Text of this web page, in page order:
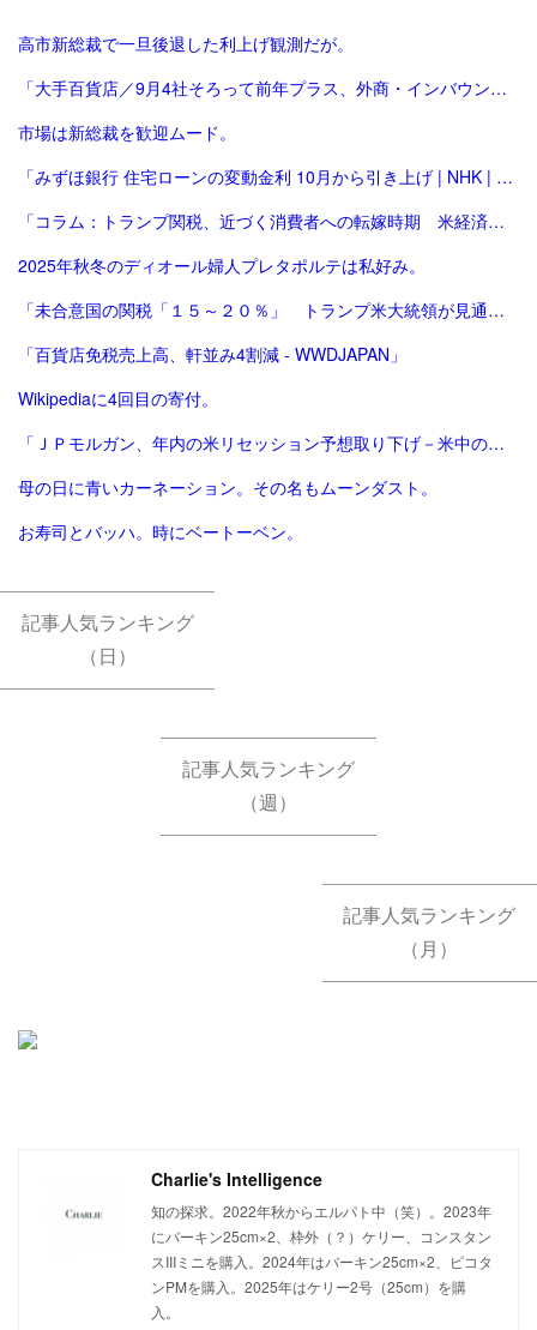
高市新総裁で一旦後退した利上げ観測だが。
「大手百貨店／9月4社そろって前年プラス、外商・インバウンド好調 | 流通ニュース」
市場は新総裁を歓迎ムード。
「みずほ銀行 住宅ローンの変動金利 10月から引き上げ | NHK | 金融」
「コラム：トランプ関税、近づく消費者への転嫁時期 米経済にどう影響 | ロイター」
2025年秋冬のディオール婦人プレタポルテは私好み。
「未合意国の関税「１５～２０％」 トランプ米大統領が見通し：時事ドットコム」
「百貨店免税売上高、軒並み4割減 - WWDJAPAN」
Wikipediaに4回目の寄付。
「ＪＰモルガン、年内の米リセッション予想取り下げ－米中の合意踏まえ - Bloomberg」
母の日に青いカーネーション。その名もムーンダスト。
お寿司とバッハ。時にベートーベン。
記事人気ランキング
（日）
記事人気ランキング
（週）
記事人気ランキング
（月）
Charlie's Intelligence
知の探求。2022年秋からエルパト中（笑）。2023年
にバーキン25cm×2、枠外（？）ケリー、コンスタン
スIIIミニを購入。2024年はバーキン25cm×2、ピコタ
ンPMを購入。2025年はケリー2号（25cm）を購
入。